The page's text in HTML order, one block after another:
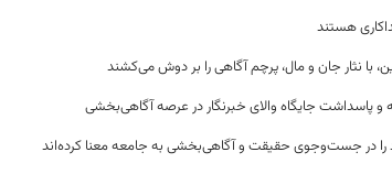
هستند
با نثار جان و مال، پرچم آگاهی را بر دوش می‌کشند
و پاسداشت جایگاه والای خبرنگار در عرصه آگاهی‌بخشی
در جست‌وجوی حقیقت و آگاهی‌بخشی به جامعه معنا کرده‌اند